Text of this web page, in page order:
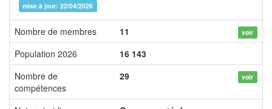
mise à jour: 22/04/2026
Nombre de membres 11 voir
Population 2026
16 143
Nombre de
compétences
29 voir